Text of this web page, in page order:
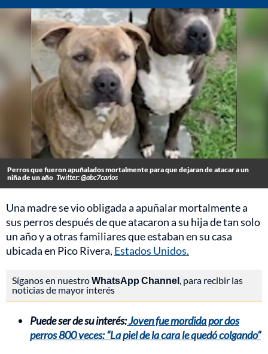
Perros que fueron apuñalados mortalmente para que dejaran de atacar a un
niña de un año Twitter: @abc7carlos
Una madre se vio obligada a apuñalar mortalmente a
sus perros después de que atacaron a su hija de tan solo
un año y a otras familiares que estaban en su casa
ubicada en Pico Rivera, Estados Unidos.
Síganos en nuestroWhatsApp Channel, para recibir las
noticias de mayor interés
Puede ser de su interés:Joven fue mordida por dos
perros 800 veces: “La piel de la cara le quedó colgando”